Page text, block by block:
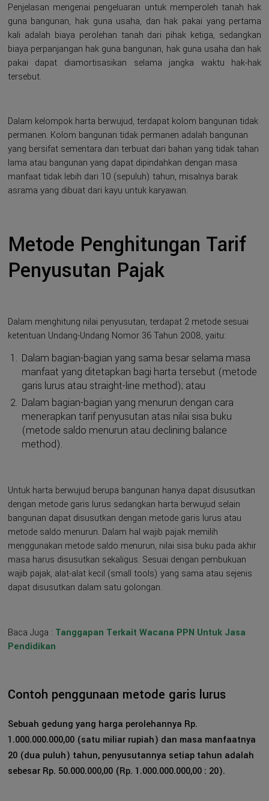
Penjelasan mengenai pengeluaran untuk memperoleh tanah hak
guna bangunan, hak guna usaha, dan hak pakai yang pertama
kali adalah biaya perolehan tanah dari pihak ketiga, sedangkan
biaya perpanjangan hak guna bangunan, hak guna usaha dan hak
pakai dapat diamortisasikan selama jangka waktu hak-hak
tersebut.
Dalam kelompok harta berwujud, terdapat kolom bangunan tidak
permanen. Kolom bangunan tidak permanen adalah bangunan
yang bersifat sementara dan terbuat dari bahan yang tidak tahan
lama atau bangunan yang dapat dipindahkan dengan masa
manfaat tidak lebih dari 10 (sepuluh) tahun, misalnya barak
asrama yang dibuat dari kayu untuk karyawan.
Metode Penghitungan Tarif
Penyusutan Pajak
Dalam menghitung nilai penyusutan, terdapat 2 metode sesuai
ketentuan Undang-Undang Nomor 36 Tahun 2008, yaitu:
Dalam bagian-bagian yang sama besar selama masa
manfaat yang ditetapkan bagi harta tersebut (metode
garis lurus atau straight-line method); atau
Dalam bagian-bagian yang menurun dengan cara
menerapkan tarif penyusutan atas nilai sisa buku
(metode saldo menurun atau declining balance
method).
Untuk harta berwujud berupa bangunan hanya dapat disusutkan
dengan metode garis lurus sedangkan harta berwujud selain
bangunan dapat disusutkan dengan metode garis lurus atau
metode saldo menurun. Dalam hal wajib pajak memilih
menggunakan metode saldo menurun, nilai sisa buku pada akhir
masa harus disusutkan sekaligus. Sesuai dengan pembukuan
wajib pajak, alat-alat kecil (small tools) yang sama atau sejenis
dapat disusutkan dalam satu golongan.
Baca Juga : Tanggapan Terkait Wacana PPN Untuk Jasa
Pendidikan
Contoh penggunaan metode garis lurus
Sebuah gedung yang harga perolehannya Rp.
1.000.000.000,00 (satu miliar rupiah) dan masa manfaatnya
20 (dua puluh) tahun, penyusutannya setiap tahun adalah
sebesar Rp. 50.000.000,00 (Rp. 1.000.000.000,00 : 20).